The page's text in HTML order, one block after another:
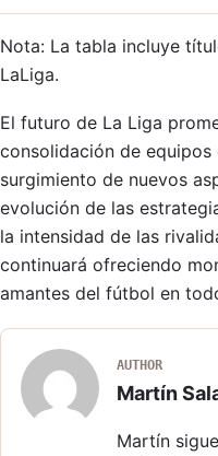
Nota: La tabla incluye
LaLiga.
El futuro de La Liga
consolidación de
surgimiento de nuevos
evolución de las
la intensidad de las
continuará ofreciendo
amantes del fútbol en
AUTHOR
Martín
Martín